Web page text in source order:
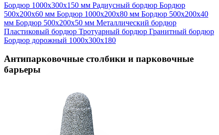
Бордюр 1000х300х150 мм Радиусный бордюр Бордюр
500х200х60 мм Бордюр 1000х200х80 мм Бордюр 500х200х40
мм Бордюр 500х200х50 мм Металлический бордюр
Пластиковый бордюр Тротуарный бордюр Гранитный бордюр
Бордюр дорожный 1000х300х180
Антипарковочные столбики и парковочные
барьеры